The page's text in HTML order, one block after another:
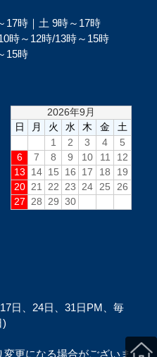
時｜土 9時～17時
～12時/13時～15時
15時
日、24日、31日PM、毎
)
更になる場合がございま